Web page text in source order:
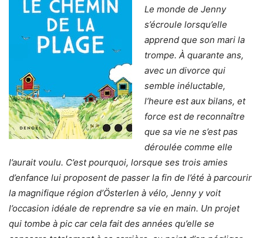
Le monde de Jenny
s’écroule lorsqu’elle
apprend que son mari la
trompe. À quarante ans,
avec un divorce qui
semble inéluctable,
l’heure est aux bilans, et
force est de reconnaître
que sa vie ne s’est pas
déroulée comme elle
l’aurait voulu. C’est pourquoi, lorsque ses trois amies
d’enfance lui proposent de passer la fin de l’été à parcourir
la magnifique région d’Österlen à vélo, Jenny y voit
l’occasion idéale de reprendre sa vie en main. Un projet
qui tombe à pic car cela fait des années qu’elle se